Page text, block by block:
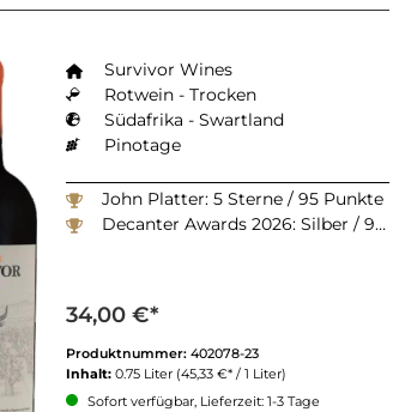
Survivor Wines
Rotwein - Trocken
Südafrika - Swartland
Pinotage
John Platter: 5 Sterne / 95 Punkte
Decanter Awards 2026: Silber / 94 Punkte
34,00 €*
Produktnummer: 402078-23
Inhalt: 0.75 Liter (45,33 €* / 1 Liter)
Sofort verfügbar, Lieferzeit: 1-3 Tage